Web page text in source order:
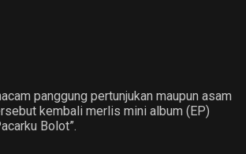
panggung pertunjukan maupun asam
kembali merlis mini album (EP)
Bolot”.